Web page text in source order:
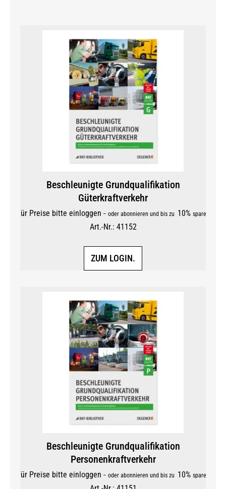
Beschleunigte Grundqualifikation
Güterkraftverkehr
Für Preise bitte einloggen – oder abonnieren und bis zu 10% sparen
Art.-Nr.: 41152
ZUM LOGIN.
Beschleunigte Grundqualifikation
Personenkraftverkehr
Für Preise bitte einloggen – oder abonnieren und bis zu 10% sparen